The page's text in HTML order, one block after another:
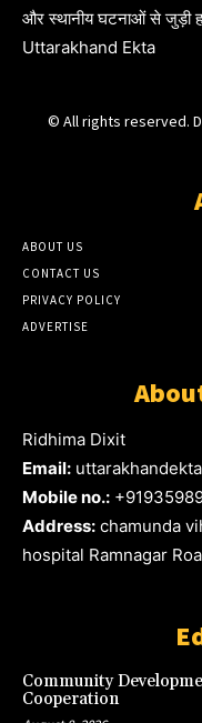
और स्थानीय घटनाओं से जुड़ी
Uttarakhand Ekta
© All rights reserved.
ABOUT US
CONTACT US
PRIVACY POLICY
ADVERTISE
Ridhima Dixit
Email:
Mobile no.:
Address: chamunda
hospital Ramnagar
Community
Cooperation